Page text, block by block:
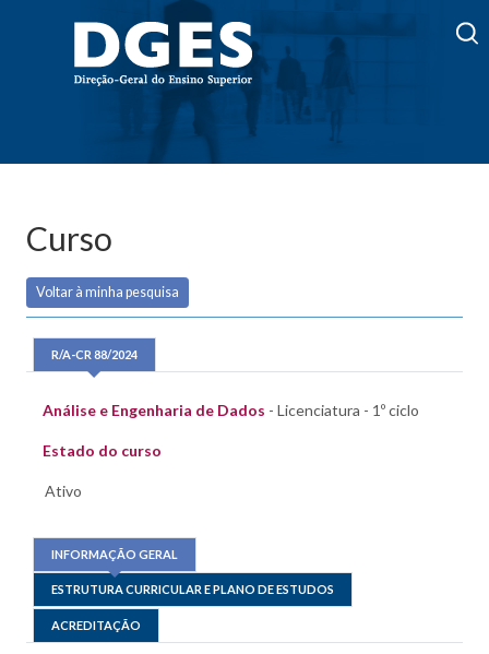
Curso
Voltar à minha pesquisa
R/A-CR 88/2024
Análise e Engenharia de Dados - Licenciatura - 1º ciclo
Estado do curso
INFORMAÇÃO GERAL
ESTRUTURA CURRICULAR E PLANO DE ESTUDOS
ACREDITAÇÃO